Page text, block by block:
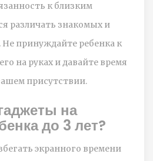
к близким
различать знакомых и
принуждайте ребенка к
на руках и давайте время
присутствии.
на
до 3 лет?
экранного времени